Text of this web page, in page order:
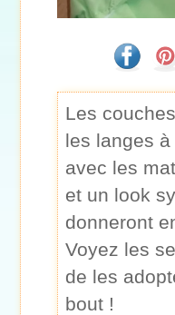
Les
les langes à
avec les
et un look
donneront
Voyez les
de les
bout !